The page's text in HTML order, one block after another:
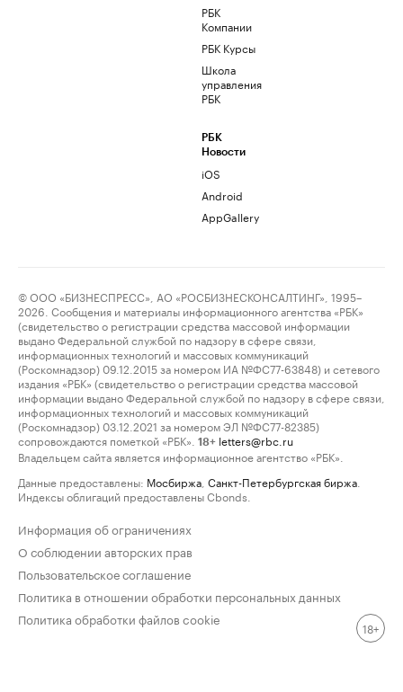
РБК
Компании
РБК Курсы
Школа
управления
РБК
РБК
Новости
iOS
Android
AppGallery
© ООО «БИЗНЕСПРЕСС», АО «РОСБИЗНЕСКОНСАЛТИНГ», 1995–
2026. Сообщения и материалы информационного агентства «РБК»
(свидетельство о регистрации средства массовой информации
выдано Федеральной службой по надзору в сфере связи,
информационных технологий и массовых коммуникаций
(Роскомнадзор) 09.12.2015 за номером ИА №ФС77-63848) и сетевого
издания «РБК» (свидетельство о регистрации средства массовой
информации выдано Федеральной службой по надзору в сфере связи,
информационных технологий и массовых коммуникаций
(Роскомнадзор) 03.12.2021 за номером ЭЛ №ФС77-82385)
сопровождаются пометкой «РБК».
18+ letters@rbc.ru
Владельцем сайта является информационное агентство «РБК».
Данные предоставлены: Мосбиржа Санкт-Петербургская биржа
Индексы облигаций предоставлены Cbonds.
Информация об ограничениях
О соблюдении авторских прав
Пользовательское соглашение
Политика в отношении обработки персональных данных
Политика обработки файлов cookie
18+